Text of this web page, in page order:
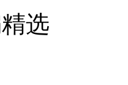
选